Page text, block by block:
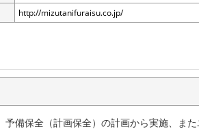
http://mizutanifuraisu.co.jp/
備保全（計画保全）の計画から実施、ま